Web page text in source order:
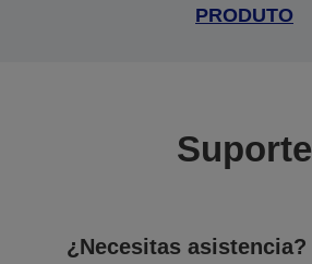
PRODUTO
Suporte
¿Necesitas asistencia?